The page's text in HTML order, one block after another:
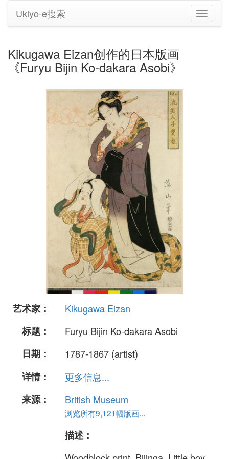
切
换
Ukiyo-e搜索
Kikugawa Eizan创作的日本版画
《Furyu Bijin Ko-dakara Asobi》
艺术家：
Kikugawa Eizan
标题：
Furyu Bijin Ko-dakara Asobi
日期：
1787-1867 (artist)
详情：
更多信息...
来源：
British Museum
浏览所有9,121幅版画...
描述：